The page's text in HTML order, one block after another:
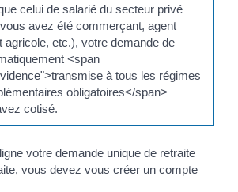
celui de salarié du secteur privé
avez été commerçant, agent
agricole, etc.), votre demande de
<span
à tous les régimes
obligatoires</span>
cotisé.
votre demande unique de retraite
vous devez vous créer un compte